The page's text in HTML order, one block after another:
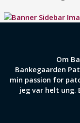
Om
Bankegaarden
min passion for
jeg var helt ung.